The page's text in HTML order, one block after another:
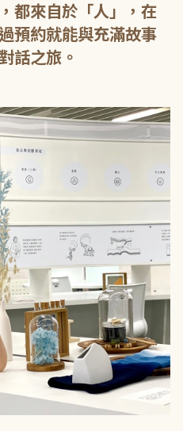
都來自於「人」，在
預約就能與充滿故事
話之旅。